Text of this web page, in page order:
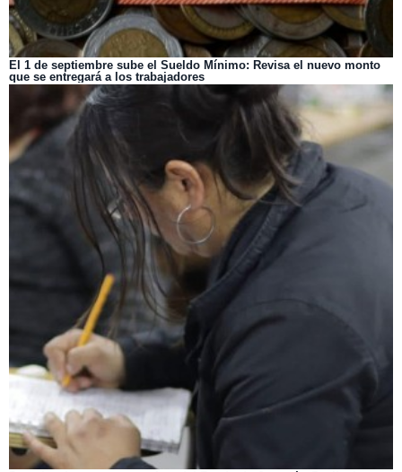
El 1 de septiembre sube el Sueldo Mínimo: Revisa el nuevo monto
que se entregará a los trabajadores